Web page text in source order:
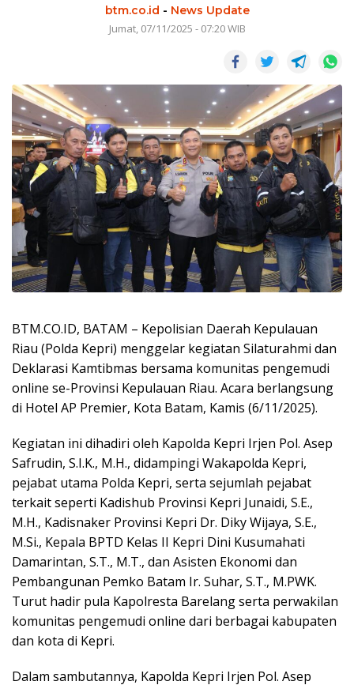
btm.co.id - News Update
Jumat, 07/11/2025 - 07:20 WIB
BTM.CO.ID, BATAM – Kepolisian Daerah Kepulauan
Riau (Polda Kepri) menggelar kegiatan Silaturahmi dan
Deklarasi Kamtibmas bersama komunitas pengemudi
online se-Provinsi Kepulauan Riau. Acara berlangsung
di Hotel AP Premier, Kota Batam, Kamis (6/11/2025).
Kegiatan ini dihadiri oleh Kapolda Kepri Irjen Pol. Asep
Safrudin, S.I.K., M.H., didampingi Wakapolda Kepri,
pejabat utama Polda Kepri, serta sejumlah pejabat
terkait seperti Kadishub Provinsi Kepri Junaidi, S.E.,
M.H., Kadisnaker Provinsi Kepri Dr. Diky Wijaya, S.E.,
M.Si., Kepala BPTD Kelas II Kepri Dini Kusumahati
Damarintan, S.T., M.T., dan Asisten Ekonomi dan
Pembangunan Pemko Batam Ir. Suhar, S.T., M.PWK.
Turut hadir pula Kapolresta Barelang serta perwakilan
komunitas pengemudi online dari berbagai kabupaten
dan kota di Kepri.
Dalam sambutannya, Kapolda Kepri Irjen Pol. Asep